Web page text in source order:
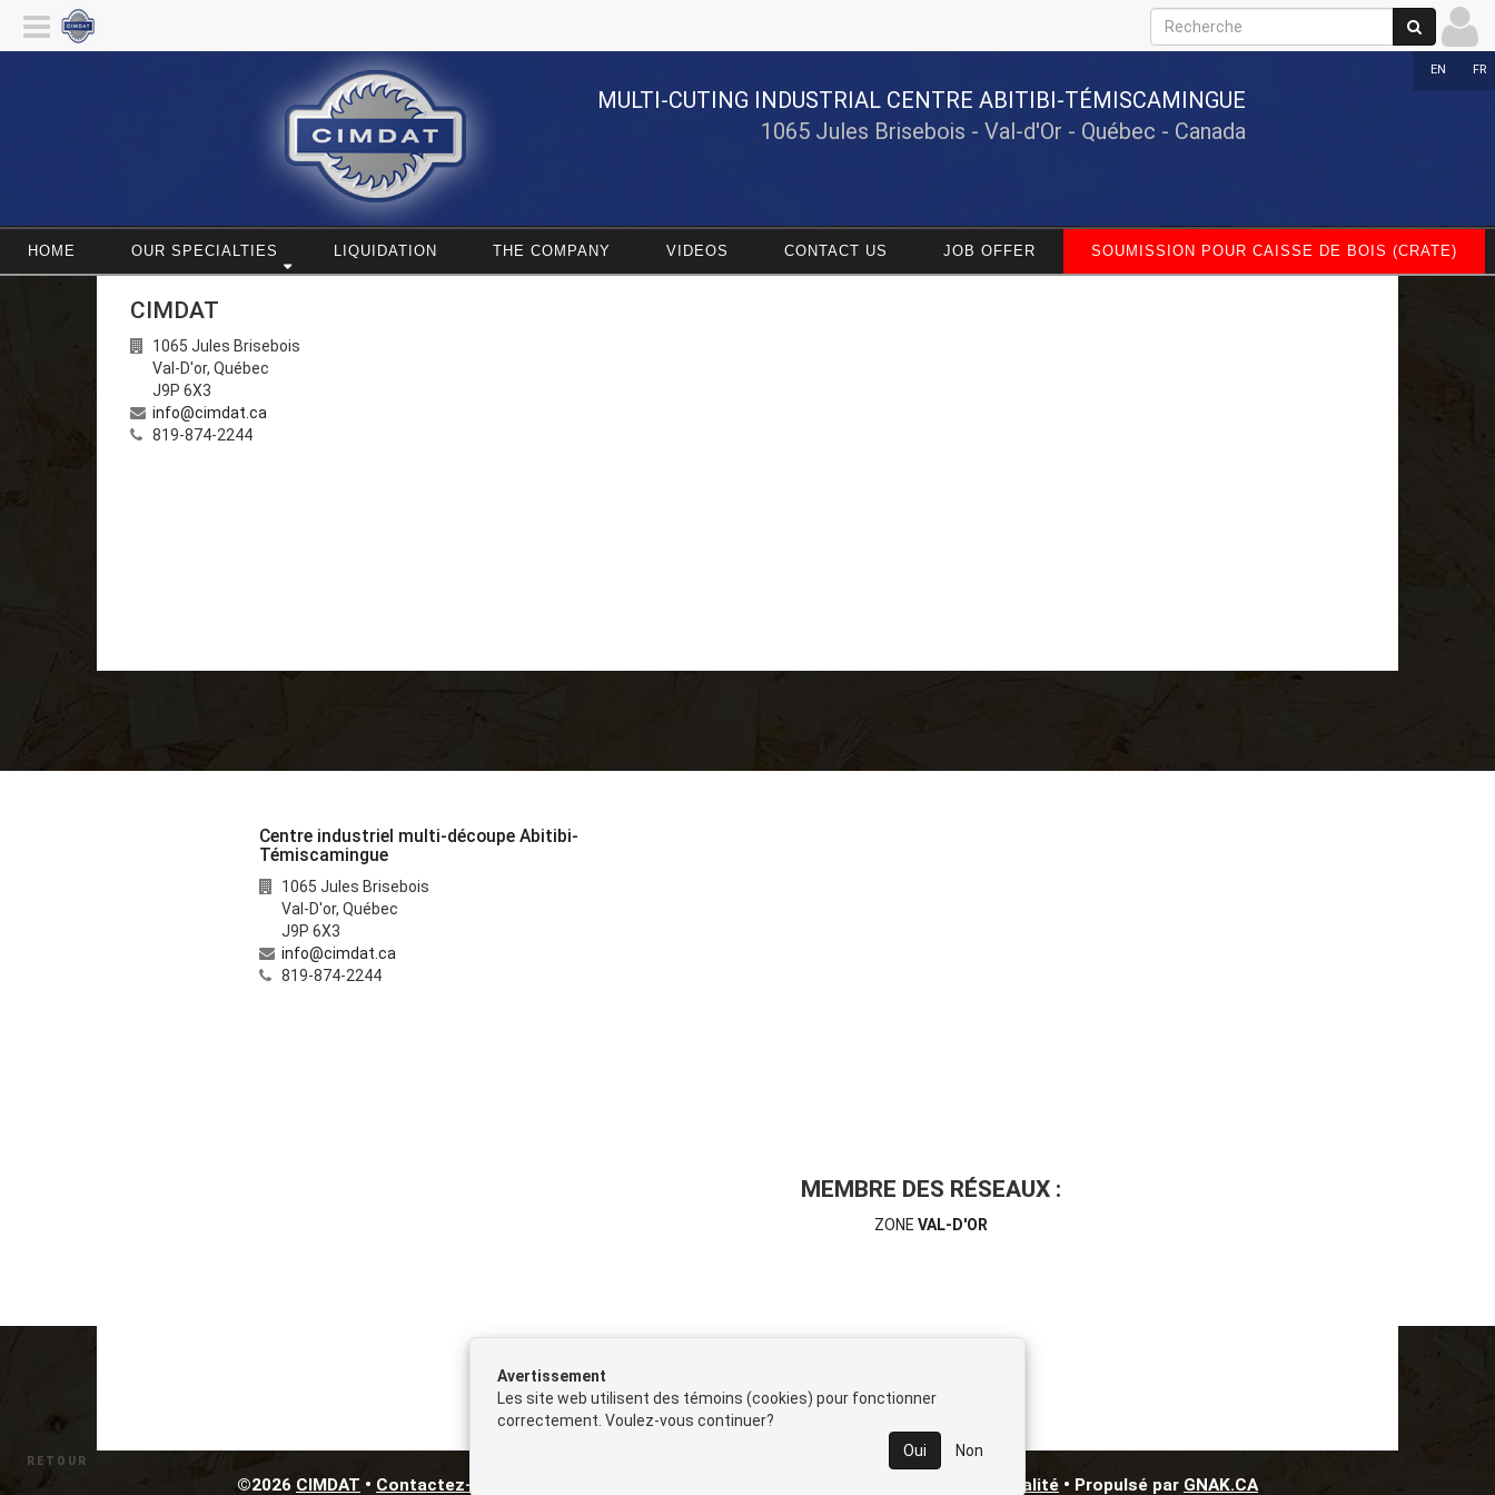
MULTI-CUTING INDUSTRIAL CENTRE ABITIBI-TÉMISCAMINGUE
1065 Jules Brisebois - Val-d'Or - Québec - Canada
FR
EN
HOME OUR SPECIALTIES LIQUIDATION THE COMPANY VIDEOS CONTACT US JOB OFFER SOUMISSION POUR CAISSE DE BOIS (CRATE)
CIMDAT
1065 Jules Brisebois
Val-D'or, Québec
J9P 6X3
info@cimdat.ca
819-874-2244
Centre industriel multi-découpe Abitibi-
Témiscamingue
1065 Jules Brisebois
Val-D'or, Québec
J9P 6X3
info@cimdat.ca
819-874-2244
RETOUR
MEMBRE DES RÉSEAUX :
ZONE VAL-D'OR
©2026 CIMDAT • Contactez-nous Politique de confidentialité • Propulsé par GNAK.CA
Avertissement
Les site web utilisent des témoins (cookies) pour fonctionner
correctement. Voulez-vous continuer?
Oui
Non